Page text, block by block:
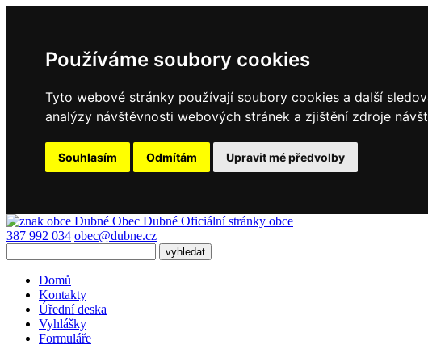
Používáme soubory cookies
Tyto webové stránky používají soubory cookies a další
analýzy návštěvnosti webových stránek a zjištění zdroje
Souhlasím Odmítám Upravit mé předvolby
Obec Dubné Oficiální stránky obce
387 992 034 obec@dubne.cz
Domů
Kontakty
Úřední deska
Vyhlášky
Formuláře